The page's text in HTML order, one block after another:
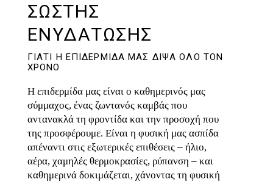
ΣΩΣΤΗΣ
ΕΝΥΔΑΤΩΣΗΣ
ΓΙΑΤΙ Η ΕΠΙΔΕΡΜΙΔΑ ΜΑΣ ΔΙΨΑ ΟΛΟ ΤΟΝ
ΧΡΟΝΟ
Η επιδερμίδα μας είναι ο καθημερινός μας
σύμμαχος, ένας ζωντανός καμβάς που
αντανακλά τη φροντίδα και την προσοχή που
της προσφέρουμε. Είναι η φυσική μας ασπίδα
απέναντι στις εξωτερικές επιθέσεις – ήλιο,
αέρα, χαμηλές θερμοκρασίες, ρύπανση – και
καθημερινά δοκιμάζεται, χάνοντας τη φυσική